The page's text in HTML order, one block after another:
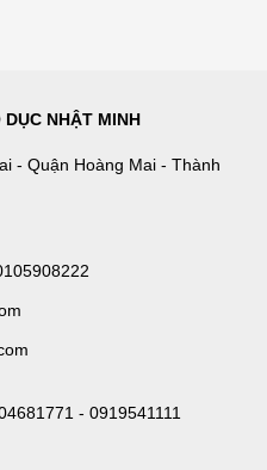
NHẬT MINH
- Quận Hoàng Mai - Thành
- 0919541111